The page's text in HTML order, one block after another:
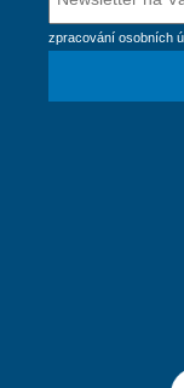
zpracování osobních